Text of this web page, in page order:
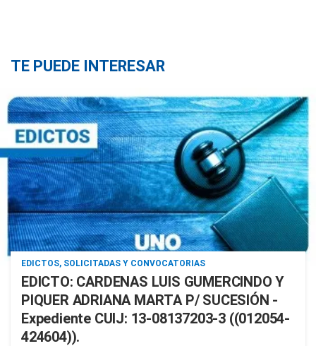
TE PUEDE INTERESAR
EDICTOS, SOLICITADAS Y CONVOCATORIAS
EDICTO: CARDENAS LUIS GUMERCINDO Y
PIQUER ADRIANA MARTA P/ SUCESIÓN -
Expediente CUIJ: 13-08137203-3 ((012054-
424604)).